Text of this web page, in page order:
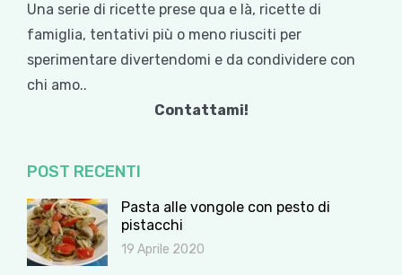
Una serie di ricette prese qua e là, ricette di
famiglia, tentativi più o meno riusciti per
sperimentare divertendomi e da condividere con
chi amo..
Contattami!
POST RECENTI
Pasta alle vongole con pesto di
pistacchi
19 Aprile 2020